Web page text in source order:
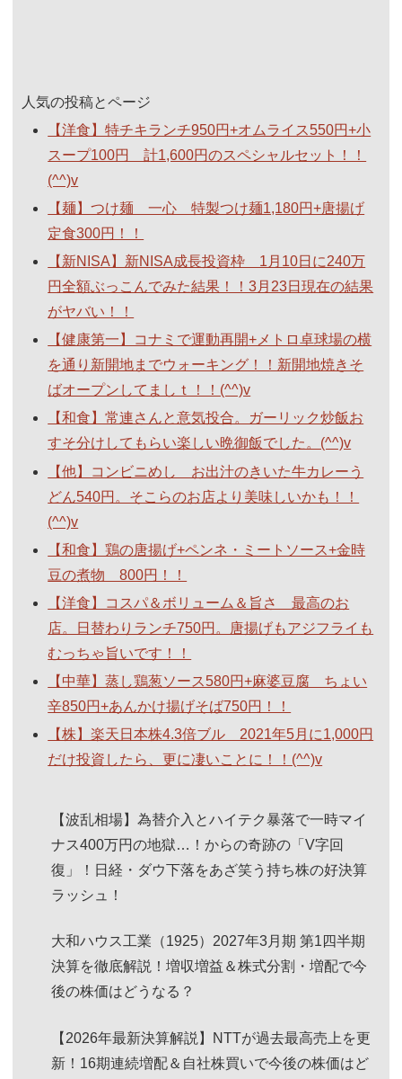
人気の投稿とページ
【洋食】特チキランチ950円+オムライス550円+小
スープ100円 計1,600円のスペシャルセット！！
(^^)v
【麺】つけ麺 一心 特製つけ麺1,180円+唐揚げ
定食300円！！
【新NISA】新NISA成長投資枠 1月10日に240万
円全額ぶっこんでみた結果！！3月23日現在の結果
がヤバい！！
【健康第一】コナミで運動再開+メトロ卓球場の横
を通り新開地までウォーキング！！新開地焼きそ
ばオープンしてましｔ！！(^^)v
【和食】常連さんと意気投合。ガーリック炒飯お
すそ分けしてもらい楽しい晩御飯でした。(^^)v
【他】コンビニめし お出汁のきいた牛カレーう
どん540円。そこらのお店より美味しいかも！！
(^^)v
【和食】鶏の唐揚げ+ペンネ・ミートソース+金時
豆の煮物 800円！！
【洋食】コスパ＆ボリューム＆旨さ 最高のお
店。日替わりランチ750円。唐揚げもアジフライも
むっちゃ旨いです！！
【中華】蒸し鶏葱ソース580円+麻婆豆腐 ちょい
辛850円+あんかけ揚げそば750円！！
【株】楽天日本株4.3倍ブル 2021年5月に1,000円
だけ投資したら、更に凄いことに！！(^^)v
【波乱相場】為替介入とハイテク暴落で一時マイ
ナス400万円の地獄…！からの奇跡の「V字回
復」！日経・ダウ下落をあざ笑う持ち株の好決算
ラッシュ！
大和ハウス工業（1925）2027年3月期 第1四半期
決算を徹底解説！増収増益＆株式分割・増配で今
後の株価はどうなる？
【2026年最新決算解説】NTTが過去最高売上を更
新！16期連続増配＆自社株買いで今後の株価はど